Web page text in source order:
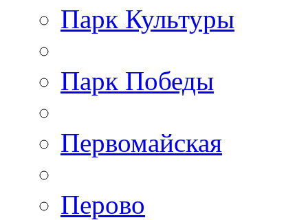
Парк Культуры
Парк Победы
Первомайская
Перово